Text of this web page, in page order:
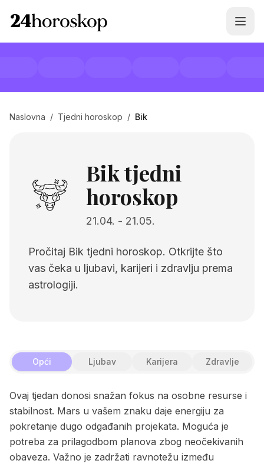
Naslovna / Tjedni horoskop / Bik
Bik tjedni
horoskop
21.04. - 21.05.
Pročitaj Bik tjedni horoskop. Otkrijte što
vas čeka u ljubavi, karijeri i zdravlju prema
astrologiji.
Opći Ljubav Karijera Zdravlje
Ovaj tjedan donosi snažan fokus na osobne resurse i
stabilnost. Mars u vašem znaku daje energiju za
pokretanje dugo odgađanih projekata. Moguća je
potreba za prilagodbom planova zbog neočekivanih
obaveza. Važno je zadržati ravnotežu između